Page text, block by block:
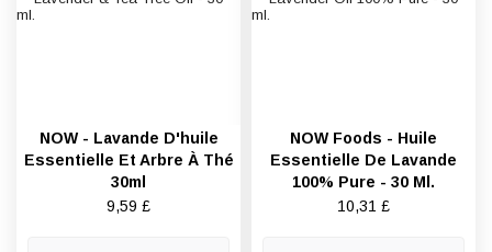
NOW - Lavande D'huile
Essentielle Et Arbre À Thé
30ml
Prix
9,59 £
NOW Foods - Huile
Essentielle De Lavande
100% Pure - 30 Ml.
Prix
10,31 £